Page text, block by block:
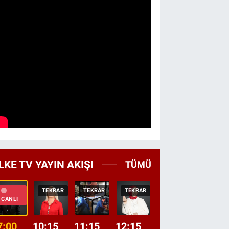
TV YAYIN AKIŞI TÜMÜ
CANLI
TEKRAR
10:15
TEKRAR
11:15
TEKRAR
12:15